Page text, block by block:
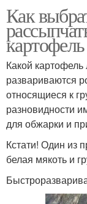
Как
Какой
развариваются
относящиеся к
разновидности
для обжарки и
Кстати! Один из
белая мякоть и